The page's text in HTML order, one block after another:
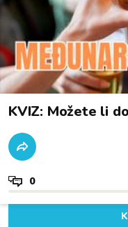
KVIZ: Možete li
0